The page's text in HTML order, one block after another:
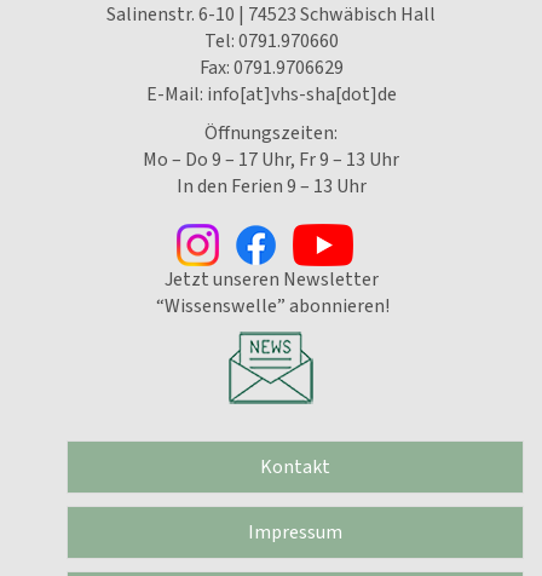
Salinenstr. 6-10 | 74523 Schwäbisch Hall
Tel:0791.970660
Fax: 0791.9706629
E-Mail: info[at]vhs-sha[dot]de
Öffnungszeiten:
Mo – Do 9 – 17 Uhr, Fr 9 – 13 Uhr
In den Ferien 9 – 13 Uhr
Jetzt unseren Newsletter
“Wissenswelle” abonnieren!
Kontakt
Impressum